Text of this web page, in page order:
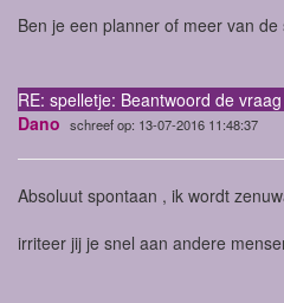
Ben je een planner of meer van
RE: spelletje: Beantwoord de vraag
Dano schreef op: 13-07-2016 11:48:37
Absoluut spontaan , ik wordt
irriteer jij je snel aan andere